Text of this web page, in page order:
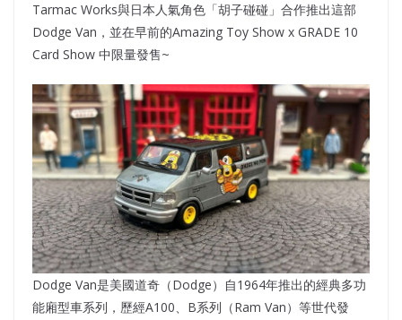
Tarmac Works與日本人氣角色「胡子碰碰」合作推出這部
Dodge Van，並在早前的Amazing Toy Show x GRADE 10
Card Show 中限量發售~
Dodge Van是美國道奇（Dodge）自1964年推出的經典多功
能廂型車系列，歷經A100、B系列（Ram Van）等世代發